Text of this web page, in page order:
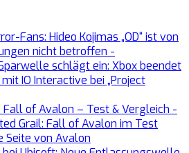
Fans: Hideo Kojimas „OD“ ist von
nicht betroffen -
schlägt ein: Xbox beendet
IO Interactive bei „Project
Fall of Avalon – Test & Vergleich -
Grail: Fall of Avalon im Test
Seite von Avalon